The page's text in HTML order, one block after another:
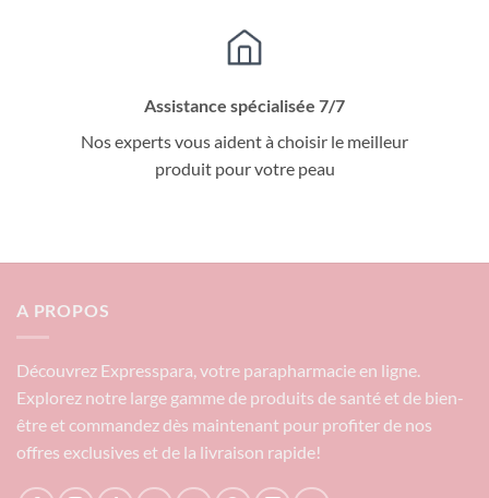
Assistance spécialisée 7/7
Nos experts vous aident à choisir le meilleur
produit pour votre peau
A PROPOS
Découvrez Expresspara, votre parapharmacie en ligne.
Explorez notre large gamme de produits de santé et de bien-
être et commandez dès maintenant pour profiter de nos
offres exclusives et de la livraison rapide!